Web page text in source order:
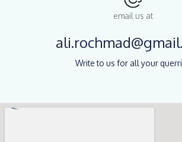
email us at
Write to us for all your